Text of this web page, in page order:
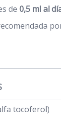
de 0,5 ml al
tocoferol)